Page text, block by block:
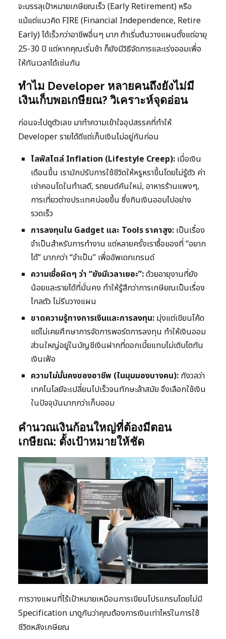
จะบรรลุเป้าหมายเกษียณเร็ว (Early Retirement) หรือ
แม้แต่แนวคิด FIRE (Financial Independence, Retire
Early) ได้เร็วกว่าอาชีพอื่นๆ มาก ถ้าเริ่มต้นวางแผนตั้งแต่อายุ
25-30 ปี แต่หากคุณเริ่มช้า ก็ยังมีวิธีจัดการและเร่งออมเพื่อ
ให้ทันเวลาได้เช่นกัน
ทำไม Developer หลายคนถึงยังไม่มี
เงินเก็บพอเกษียณ? วิเคราะห์จุดอ่อน
ก่อนจะไปดูตัวเลข มาทำความเข้าใจอุปสรรคที่ทำให้
Developer รายได้ดีแต่เก็บเงินไม่อยู่กันก่อน
ไลฟ์สไตล์ Inflation (Lifestyle Creep): เมื่อเงิน
เดือนขึ้น เรามักปรับการใช้ชีวิตให้หรูหราขึ้นโดยไม่รู้ตัว ค่า
เช่าคอนโดในทำเลดี, รถยนต์คันใหม่, อาหารร้านแพงๆ,
การเที่ยวต่างประเทศบ่อยขึ้น ซึ่งกินเงินออมไปอย่าง
รวดเร็ว
การลงทุนใน Gadget และ Tools ราคาสูง: เป็นเรื่อง
จำเป็นสำหรับการทำงาน แต่หลายครั้งเราซื้อของที่ “อยาก
ได้” มากกว่า “จำเป็น” เพื่ออัพเดทเทรนด์
ความเชื่อผิดๆ ว่า “ยังมีเวลาเยอะ”:ด้วยอายุงานที่ยัง
น้อยและรายได้ที่มั่นคง ทำให้รู้สึกว่าการเกษียณเป็นเรื่อง
ไกลตัว ไม่รีบวางแผน
ขาดความรู้ทางการเงินและการลงทุน: มุ่งแต่เขียนโค้ด
แต่ไม่เคยศึกษาการจัดการพอร์ตการลงทุน ทำให้เงินออม
ส่วนใหญ่อยู่ในบัญชีเงินฝากที่ดอกเบี้ยแทบไม่เติบโตทัน
เงินเฟ้อ
ความไม่มั่นคงของอาชีพ (ในมุมมองบางคน): กังวลว่า
เทคโนโลยีจะเปลี่ยนไปเร็วจนทักษะล้าสมัย จึงเลือกใช้เงิน
ในปัจจุบันมากกว่าเก็บออม
คำนวณเงินก้อนใหญ่ที่ต้องมีตอน
เกษียณ: ตั้งเป้าหมายให้ชัด
การวางแผนที่ไร้เป้าหมายเหมือนการเขียนโปรแกรมโดยไม่มี
Specification มาดูกันว่าคุณต้องการเงินเท่าไหร่ในการใช้
ชีวิตหลังเกษียณ